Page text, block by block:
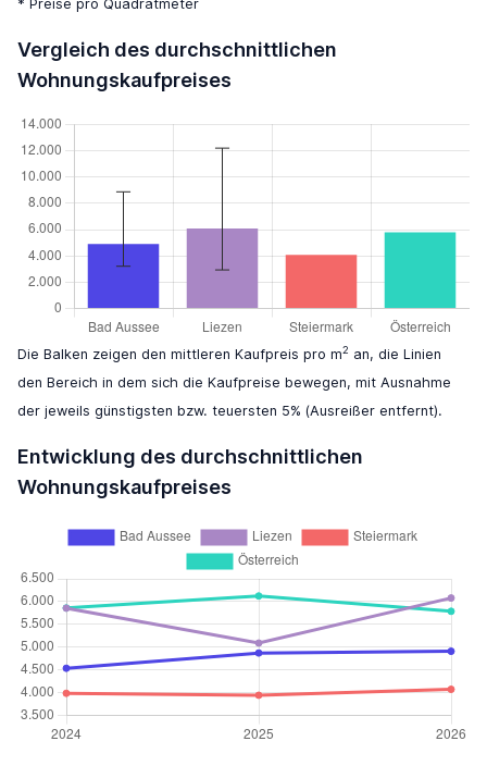
* Preise pro Quadratmeter
Vergleich des durchschnittlichen
Wohnungskaufpreises
Die Balken zeigen den mittleren Kaufpreis pro m2 an, die Linien
den Bereich in dem sich die Kaufpreise bewegen, mit Ausnahme
der jeweils günstigsten bzw. teuersten 5% (Ausreißer entfernt).
Entwicklung des durchschnittlichen
Wohnungskaufpreises